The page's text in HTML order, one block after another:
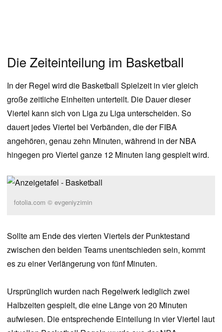
Die Zeiteinteilung im Basketball
In der Regel wird die Basketball Spielzeit in vier gleich
große zeitliche Einheiten unterteilt. Die Dauer dieser
Viertel kann sich von Liga zu Liga unterscheiden. So
dauert jedes Viertel bei Verbänden, die der FIBA
angehören, genau zehn Minuten, während in der NBA
hingegen pro Viertel ganze 12 Minuten lang gespielt wird.
fotolia.com © evgeniyzimin
Sollte am Ende des vierten Viertels der Punktestand
zwischen den beiden Teams unentschieden sein, kommt
es zu einer Verlängerung von fünf Minuten.
Ursprünglich wurden nach Regelwerk lediglich zwei
Halbzeiten gespielt, die eine Länge von 20 Minuten
aufwiesen. Die entsprechende Einteilung in vier Viertel laut